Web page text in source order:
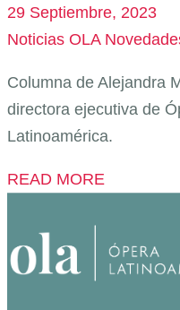
29 Septiembre, 2023
Noticias OLA
Columna de Alejandra
directora ejecutiva de
Latinoamérica.
READ MORE